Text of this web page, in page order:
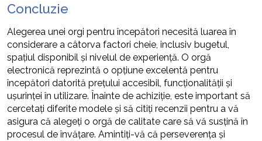
Concluzie
Alegerea unei orgi pentru începători necesită luarea în
considerare a câtorva factori cheie, inclusiv bugetul,
spațiul disponibil și nivelul de experiență. O orgă
electronică reprezintă o opțiune excelentă pentru
începători datorită prețului accesibil, funcționalității și
ușurinței în utilizare. Înainte de achiziție, este important să
cercetați diferite modele și să citiți recenzii pentru a vă
asigura că alegeți o orgă de calitate care să vă susțină în
procesul de învățare. Amintiți-vă că perseverența și